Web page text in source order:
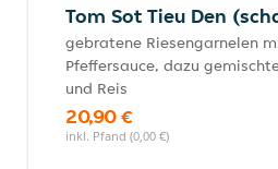
Tom Sot Tieu Den
gebratene Riesengarnelen
Pfeffersauce, dazu
und Reis
20,90 €
inkl. Pfand (0,00 €)